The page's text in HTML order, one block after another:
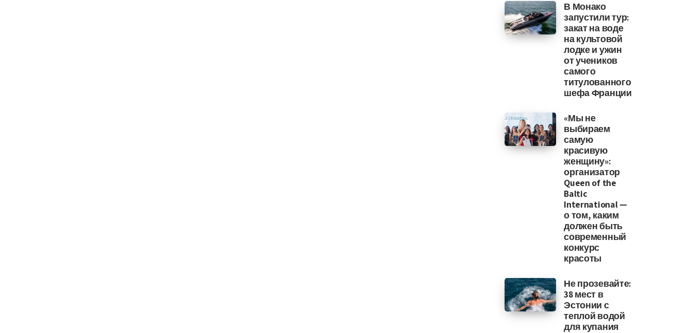
В Монако
запустили тур:
закат на воде
на культовой
лодке и ужин
от учеников
самого
титулованного
шефа Франции
«Мы не
выбираем
самую
красивую
женщину»:
организатор
Queen of the
Baltic
International —
о том, каким
должен быть
современный
конкурс
красоты
Не прозевайте:
38 мест в
Эстонии с
теплой водой
для купания